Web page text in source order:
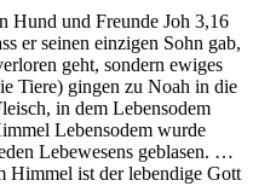
Hund und Freunde Joh 3,16
er seinen einzigen Sohn gab,
geht, sondern ewiges
Tiere) gingen zu Noah in die
in dem Lebensodem
Lebensodem wurde
Lebewesens geblasen. …
ist der lebendige Gott